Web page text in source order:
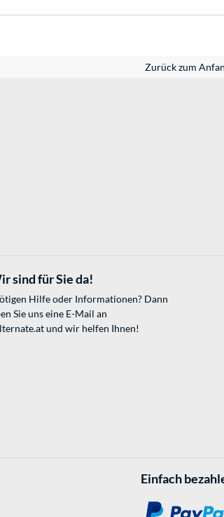
Zurück zum
sind für Sie da!
Hilfe oder Informationen? Dann
Sie uns eine E-Mail an
und wir helfen Ihnen!
Einfach